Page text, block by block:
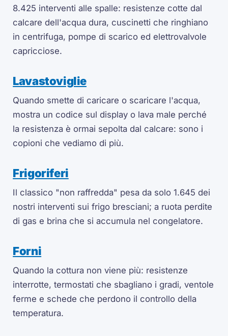
8.425 interventi alle spalle: resistenze cotte dal
calcare dell'acqua dura, cuscinetti che ringhiano
in centrifuga, pompe di scarico ed elettrovalvole
capricciose.
Lavastoviglie
Quando smette di caricare o scaricare l'acqua,
mostra un codice sul display o lava male perché
la resistenza è ormai sepolta dal calcare: sono i
copioni che vediamo di più.
Frigoriferi
Il classico "non raffredda" pesa da solo 1.645 dei
nostri interventi sui frigo bresciani; a ruota perdite
di gas e brina che si accumula nel congelatore.
Forni
Quando la cottura non viene più: resistenze
interrotte, termostati che sbagliano i gradi, ventole
ferme e schede che perdono il controllo della
temperatura.